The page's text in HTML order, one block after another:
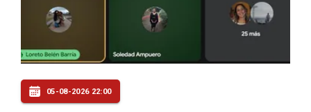
05-08-2026 22:00